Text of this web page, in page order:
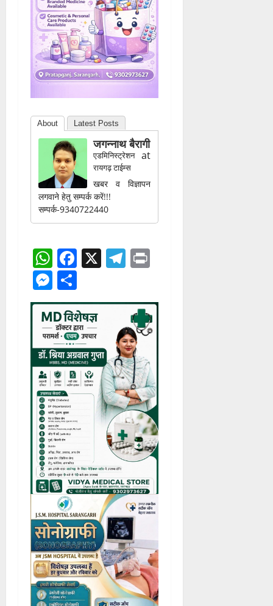
About Latest Posts
जगन्नाथ बैरागी
एडमिनिस्ट्रेशन at
रायगढ़ टाईम्स
खबर व विज्ञापन
लगवाने हेतु सम्पर्क करें!!!
सम्पर्क-9340722440
WhatsApp
Facebook
X Telegram
Messenger